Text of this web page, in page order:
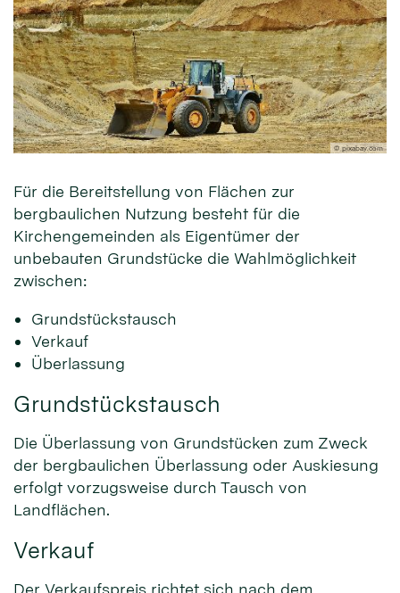
© pixabay.com
Für die Bereitstellung von Flächen zur
bergbaulichen Nutzung besteht für die
Kirchengemeinden als Eigentümer der
unbebauten Grundstücke die Wahlmöglichkeit
zwischen:
Grundstückstausch
Verkauf
Überlassung
Grundstückstausch
Die Überlassung von Grundstücken zum Zweck
der bergbaulichen Überlassung oder Auskiesung
erfolgt vorzugsweise durch Tausch von
Landflächen.
Verkauf
Der Verkaufspreis richtet sich nach dem